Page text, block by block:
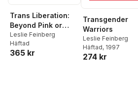
Trans Liberation:
Beyond Pink or
Blue
Leslie Feinberg
Häftad
365 kr
Transgender
Warriors
Leslie Feinberg
Häftad, 1997
274 kr